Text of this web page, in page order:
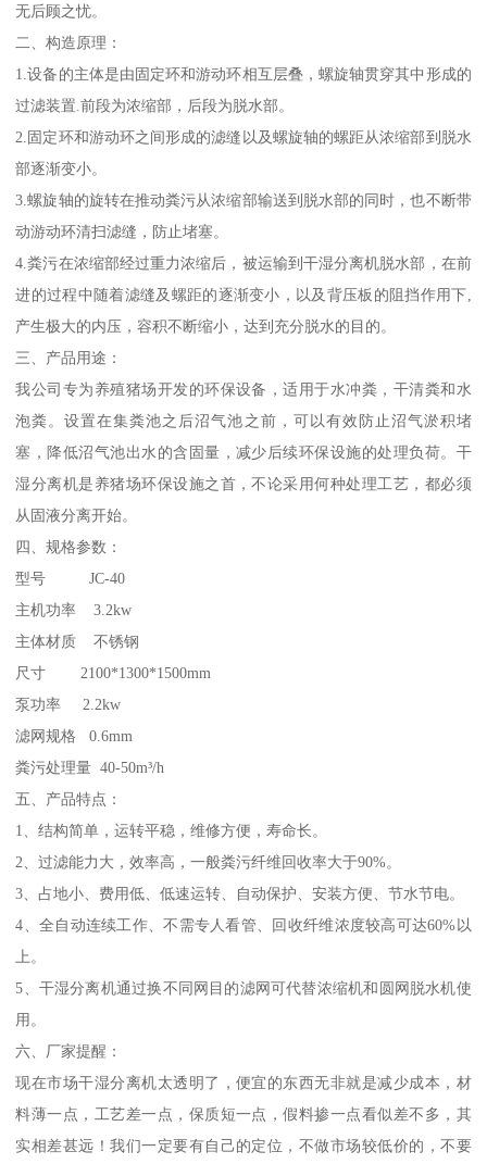
无后顾之忧。
二、构造原理：
1.设备的主体是由固定环和游动环相互层叠，螺旋轴贯穿其中形成的
过滤装置.前段为浓缩部，后段为脱水部。
2.固定环和游动环之间形成的滤缝以及螺旋轴的螺距从浓缩部到脱水
部逐渐变小。
3.螺旋轴的旋转在推动粪污从浓缩部输送到脱水部的同时，也不断带
动游动环清扫滤缝，防止堵塞。
4.粪污在浓缩部经过重力浓缩后，被运输到干湿分离机脱水部，在前
进的过程中随着滤缝及螺距的逐渐变小，以及背压板的阻挡作用下,
产生极大的内压，容积不断缩小，达到充分脱水的目的。
三、产品用途：
我公司专为养殖猪场开发的环保设备，适用于水冲粪，干清粪和水
泡粪。设置在集粪池之后沼气池之前，可以有效防止沼气淤积堵
塞，降低沼气池出水的含固量，减少后续环保设施的处理负荷。干
湿分离机是养猪场环保设施之首，不论采用何种处理工艺，都必须
从固液分离开始。
四、规格参数：
型号 JC-40
主机功率 3.2kw
主体材质 不锈钢
尺寸 2100*1300*1500mm
泵功率 2.2kw
滤网规格 0.6mm
粪污处理量 40-50m³/h
五、产品特点：
1、结构简单，运转平稳，维修方便，寿命长。
2、过滤能力大，效率高，一般粪污纤维回收率大于90%。
3、占地小、费用低、低速运转、自动保护、安装方便、节水节电。
4、全自动连续工作、不需专人看管、回收纤维浓度较高可达60%以
上。
5、干湿分离机通过换不同网目的滤网可代替浓缩机和圆网脱水机使
用。
六、厂家提醒：
现在市场干湿分离机太透明了，便宜的东西无非就是减少成本，材
料薄一点，工艺差一点，保质短一点，假料掺一点看似差不多，其
实相差甚远！我们一定要有自己的定位，不做市场较低价的，不要